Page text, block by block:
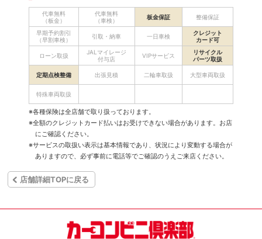
代車無料
（板金）
代車無料
（車検）
板金保証 整備保証
早期予約割引
（早割車検）
引取・納車 一日車検
クレジット
カード可
ローン取扱
JALマイレージ
付与店
VIPサービス
リサイクル
パーツ取扱
定期点検整備 出張見積 二輪車取扱 大型車両取扱
特殊車両取扱
※各種保険は全店舗で取り扱っております。
※全額のクレジットカード払いはお受けできない場合があります。お店
にご確認ください。
※サービスの取扱い表示は基本情報であり、状況により変動する場合が
ありますので、必ず事前に電話等でご確認のうえご来店ください。
店舗詳細TOPに戻る